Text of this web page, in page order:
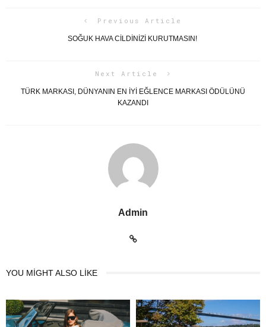
Previous Article
SOĞUK HAVA CİLDİNİZİ KURUTMASIN!
Next Article
TÜRK MARKASI, DÜNYANIN EN İYİ EĞLENCE MARKASI ÖDÜLÜNÜ
KAZANDI
Admin
YOU MIGHT ALSO LIKE